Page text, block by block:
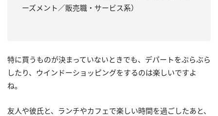
ーズメント／販売職・サービス系）
特に買うものが決まっていないときでも、デパートをぶらぶら
したり、ウインドーショッピングをするのは楽しいですよ
ね。
友人や彼氏と、ランチやカフェで楽しい時間を過ごしたあと、